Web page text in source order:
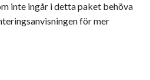
inte ingår i detta paket behöva
för mer